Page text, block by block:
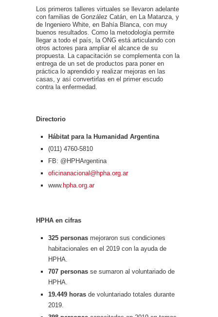
Los primeros talleres virtuales se llevaron adelante
con familias de González Catán, en La Matanza, y
de Ingeniero White, en Bahía Blanca, con muy
buenos resultados. Como la metodología permite
llegar a todo el país, la ONG está articulando con
otros actores para ampliar el alcance de su
propuesta. La capacitación se complementa con la
entrega de un set de productos para poner en
práctica lo aprendido y realizar mejoras en las
casas, y así convertirlas en el primer escudo
contra la enfermedad.
Directorio
Hábitat para la Humanidad Argentina
(011) 4760-5810
FB: @HPHArgentina
oficinanacional@hpha.org.ar
www. hpha.org.ar
HPHA en cifras
325 personas mejoraron sus condiciones
habitacionales en el 2019 con la ayuda de
HPHA.
707 personas se sumaron al voluntariado de
HPHA.
19.449 horas de voluntariado totales durante
2019.